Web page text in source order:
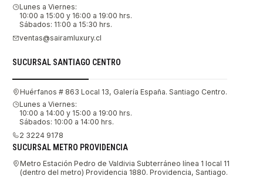
Lunes a Viernes:
10:00 a 15:00 y 16:00 a 19:00 hrs.
Sábados: 11:00 a 15:30 hrs.
ventas@sairamluxury.cl
SUCURSAL SANTIAGO CENTRO
Huérfanos # 863 Local 13, Galería España. Santiago Centro.
Lunes a Viernes:
10:00 a 14:00 y 15:00 a 19:00 hrs.
Sábados: 10:00 a 14:00 hrs.
2 3224 9178
SUCURSAL METRO PROVIDENCIA
Metro Estación Pedro de Valdivia Subterráneo línea 1 local 11
(dentro del metro) Providencia 1880. Providencia, Santiago.